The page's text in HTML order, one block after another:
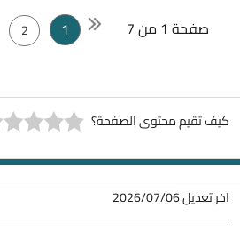
صفحة 1 من 7 1
2
كيف تقيم محتوى الصفحة؟
اخر تعديل2026/07/06